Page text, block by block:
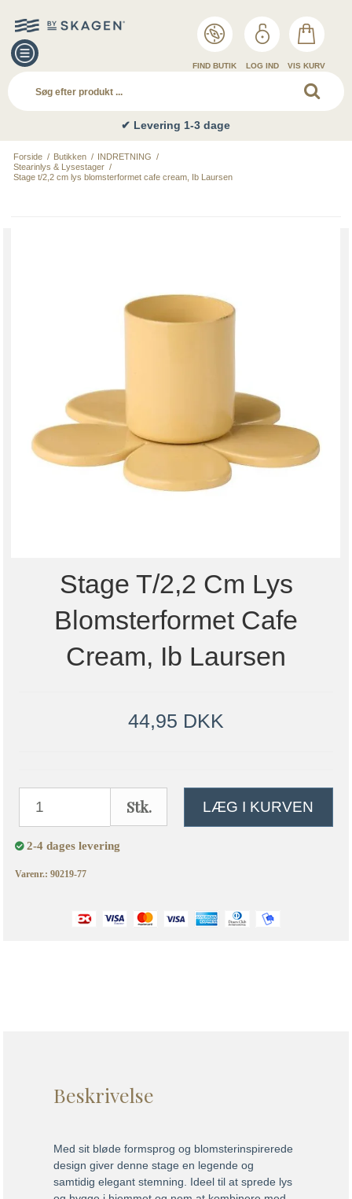
FIND BUTIK LOG IND VIS KURV
✔ Levering 1-3 dage
Forside / Butikken / INDRETNING /
Stearinlys & Lysestager /
Stage t/2,2 cm lys blomsterformet cafe cream, Ib Laursen
Stage T/2,2 Cm Lys
Blomsterformet Cafe
Cream, Ib Laursen
44,95 DKK
Stk. LÆG I KURVEN
2-4 dages levering
Varenr.: 90219-77
Beskrivelse
Med sit bløde formsprog og blomsterinspirerede
design giver denne stage en legende og
samtidig elegant stemning. Ideel til at sprede lys